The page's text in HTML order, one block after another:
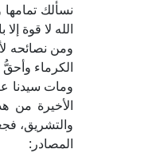
نسألك تمامها
الله لا قوة
ومن نصائحه
الكرماء وأحقُّ
ومات سيدنا
الأخيرة من
والتشريق،
المصادر: